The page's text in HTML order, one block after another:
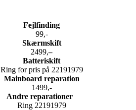
Fejlfinding
99,-
Skærmskift
2499,–
Batteriskift
Ring for pris på 22191979
Mainboard reparation
1499,-
Andre reparationer
Ring 22191979